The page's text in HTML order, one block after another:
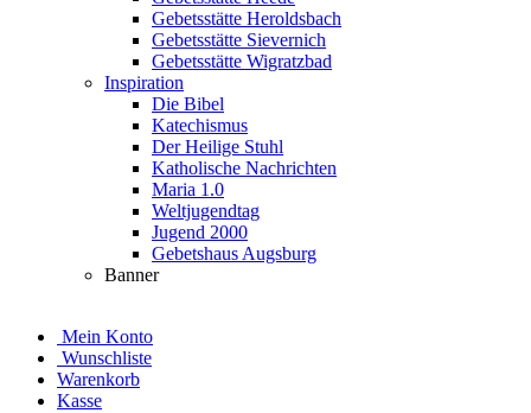
Gebetsstätte Heroldsbach
Gebetsstätte Sievernich
Gebetsstätte Wigratzbad
Inspiration
Die Bibel
Katechismus
Der Heilige Stuhl
Katholische Nachrichten
Maria 1.0
Weltjugendtag
Jugend 2000
Gebetshaus Augsburg
Banner
Mein Konto
Wunschliste
Warenkorb
Kasse